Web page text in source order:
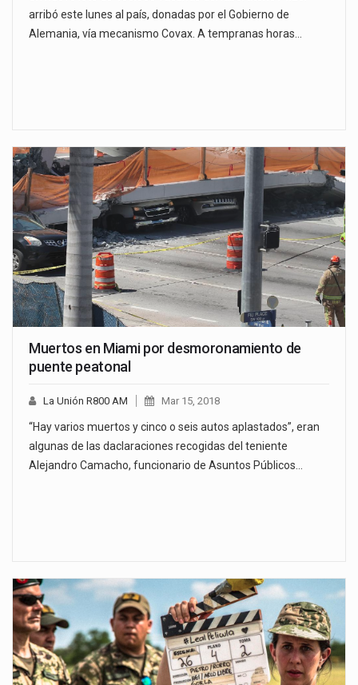
arribó este lunes al país, donadas por el Gobierno de
Alemania, vía mecanismo Covax. A tempranas horas…
Muertos en Miami por desmoronamiento de
puente peatonal
La Unión R800 AM Mar 15, 2018
“Hay varios muertos y cinco o seis autos aplastados”, eran
algunas de las daclaraciones recogidas del teniente
Alejandro Camacho, funcionario de Asuntos Públicos…